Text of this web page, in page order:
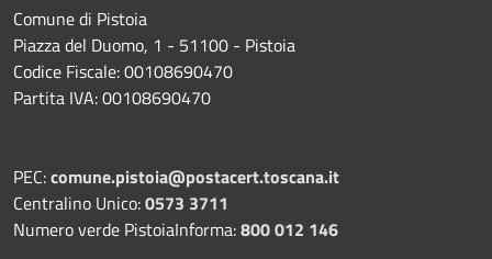
Comune di Pistoia
Piazza del Duomo, 1 - 51100 - Pistoia
Codice Fiscale: 00108690470
Partita IVA: 00108690470
PEC:comune.pistoia@postacert.toscana.it
Centralino Unico:0573 3711
Numero verde PistoiaInforma:800 012 146